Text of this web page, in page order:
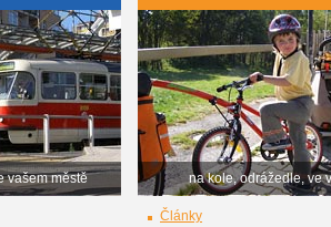
vašem městě na kole, odrážedle, ve
Články